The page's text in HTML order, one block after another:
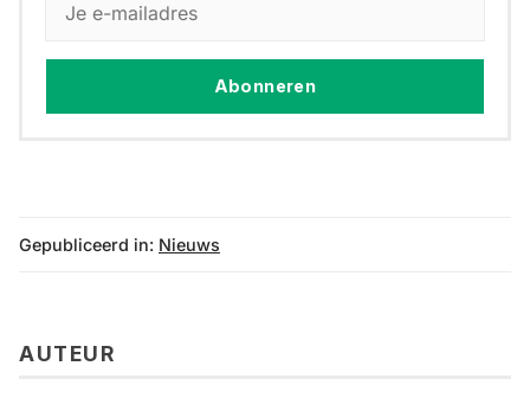
Abonneren
Gepubliceerd in: Nieuws
AUTEUR